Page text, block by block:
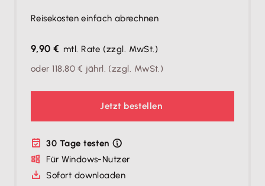
Reisekosten einfach abrechnen
9,90 € mtl. Rate (zzgl. MwSt.)
oder118,80 € jährl. (zzgl. MwSt.)
Jetzt bestellen
30 Tage testen
Für Windows-Nutzer
Sofort downloaden